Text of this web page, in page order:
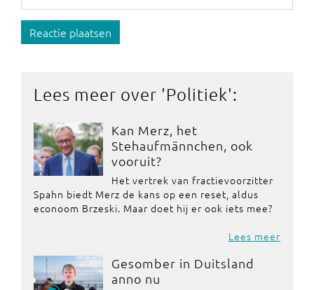
Reactie plaatsen
Lees meer over 'Politiek':
Kan Merz, het
Stehaufmännchen, ook
vooruit?
Het vertrek van fractievoorzitter
Spahn biedt Merz de kans op een reset, aldus
econoom Brzeski. Maar doet hij er ook iets mee?
Lees meer
Gesomber in Duitsland
anno nu